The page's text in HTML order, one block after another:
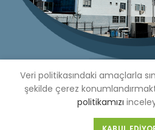
Listesi
Veri politikasındaki amaçlarla
şekilde çerez
politikamızı